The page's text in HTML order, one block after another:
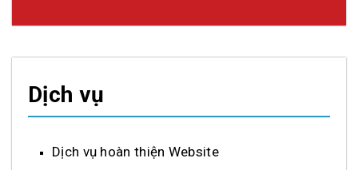
Dịch vụ
Dịch vụ hoàn thiện Website